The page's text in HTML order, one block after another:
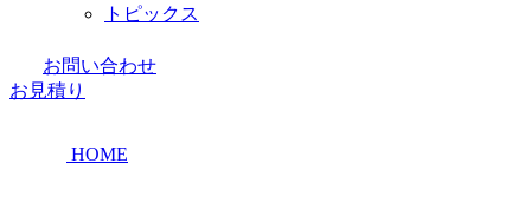
トピックス
お問い合わせ
お見積り
HOME